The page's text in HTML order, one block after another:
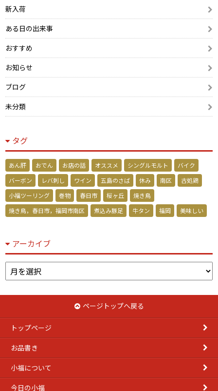
新入荷
ある日の出来事
おすすめ
お知らせ
ブログ
未分類
タグ
あん肝 おでん お店の話 オススメ シングルモルト
バイク
バーボン
レバ刺し ワイン 五島のさば 休み 南区
古処鶏
小福ツーリング
巻物 春日市 桜ヶ丘
焼き鳥
焼き鳥，春日市，福岡市南区
煮込み豚足 牛タン 福岡 美味しい
アーカイブ
ア
ー
ブ
ページトップへ戻る
トップページ
お品書き
小福について
今日の小福